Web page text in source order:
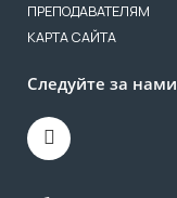
ПРЕПОДАВАТЕЛЯМ
КАРТА САЙТА
Следуйте за нами